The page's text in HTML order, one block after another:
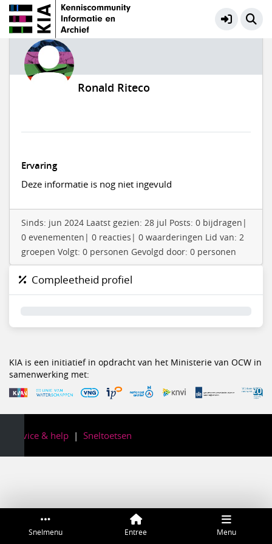
Snelmenu Entree Menu
Ronald Riteco
Ervaring
Deze informatie is nog niet ingevuld
Sinds: jun 2024 Laatst gezien: 28 jul Posts: 0 bijdragen|
0 evenementen| 0 reacties| 0 waarderingen Lid van: 2
groepen Volgt: 0 personen Gevolgd door: 0 personen
Compleetheid profiel
KIA is een initiatief in opdracht van het Ministerie van OCW in
samenwerking met:
Service & help Sneltoetsen